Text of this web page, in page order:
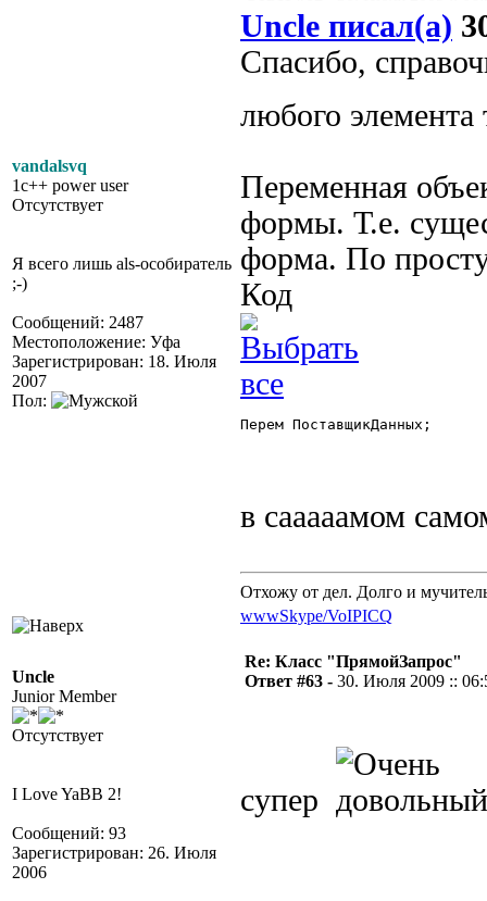
vandalsvq
1c++ power user
Отсутствует
Я всего лишь als-особиратель
;-)
Сообщений: 2487
Местоположение: Уфа
Зарегистрирован: 18. Июля
2007
Пол:
Uncle писал(а)
Спасибо,
любого
Переменная
формы. Т.е.
форма. По
Код
Перем ПоставщикДанных;
в сааааамом
Отхожу от дел. Долго и
wwwSkype/VoIPICQ
Uncle
Junior Member
Отсутствует
I Love YaBB 2!
Сообщений: 93
Зарегистрирован: 26. Июля
2006
Re: Класс "ПрямойЗапрос"
Ответ #63 - 30. Июля 2009 ::
супер